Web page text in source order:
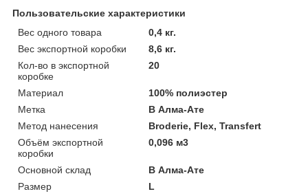
Пользовательские характеристики
Вес одного товара
0,4 кг.
Вес экспортной коробки
8,6 кг.
Кол-во в экспортной
коробке
20
Материал
100% полиэстер
Метка
В Алма-Ате
Метод нанесения
Broderie, Flex, Transfert
Объём экспортной
коробки
0,096 м3
Основной склад
В Алма-Ате
Размер
L